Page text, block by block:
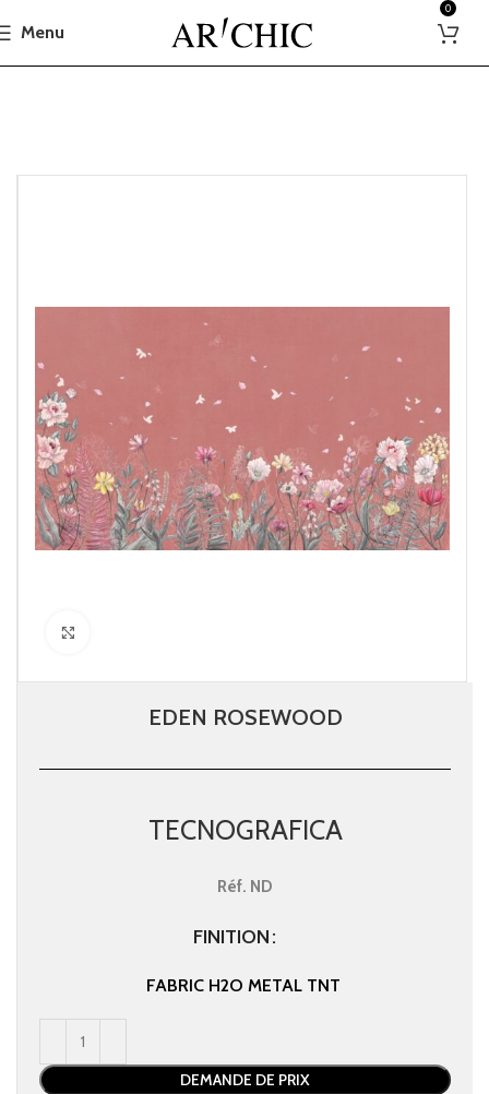
Menu
0
EDEN ROSEWOOD
TECNOGRAFICA
Réf. ND
FINITION
FABRIC H2O METAL TNT
DEMANDE DE PRIX